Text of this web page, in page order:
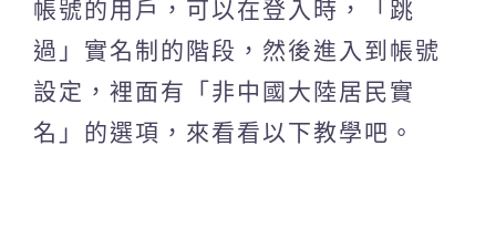
帳號的用戶，可以在登入時，「跳
過」實名制的階段，然後進入到帳號
設定，裡面有「非中國大陸居民實
名」的選項，來看看以下教學吧。